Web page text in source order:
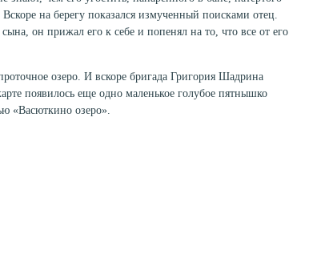
на берегу показался измученный по­исками отец.
он прижал его к себе и попенял на то, что все от его
озеро. И вскоре бригада Григория Шадрина
появилось еще одно маленькое голубое пятныш­ко
«Васюткино озеро».